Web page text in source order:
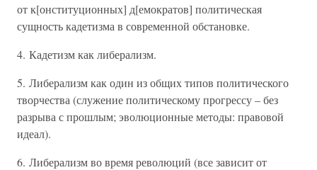
от к[онституционных] д[емократов] политическая
сущность кадетизма в современной обстановке.
4. Кадетизм как либерализм.
5. Либерализм как один из общих типов политического
творчества (служение политическому прогрессу – без
разрыва с прошлым; эволюционные методы: правовой
идеал).
6. Либерализм во время революций (все зависит от